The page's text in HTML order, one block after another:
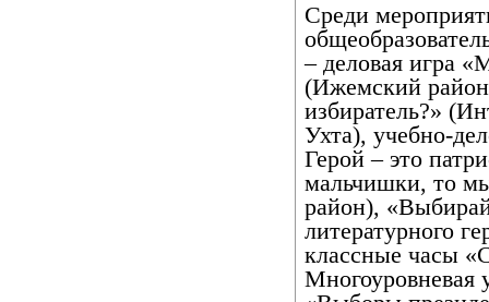
Среди
– деловая игра
(Ижемский
избиратель?»
Ухта), учебно-
Герой – это
мальчишки, то
район),
литературного
классные часы
Многоуровневая